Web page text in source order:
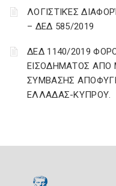
ΛΟΓΙΣΤΙΚΈΣ
– ΔΕΔ 585/2019
ΔΕΔ 1140/2019
ΕΙΣΟΔΗΜΑΤΟΣ ΑΠΟ
ΣΥΜΒΑΣΗΣ
ΕΛΛΑΔΑΣ-ΚΥΠΡΟΥ.